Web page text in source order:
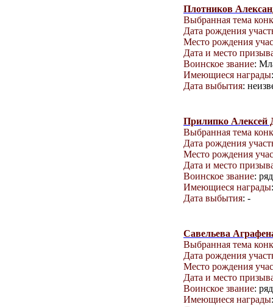
Плотников
Выбранная тема
Дата рождения
Место рождения
Дата и место
Воинское звание:
Имеющиеся награды
Дата выбытия:
Прилипко Алексей
Выбранная тема
Дата рождения
Место рождения
Дата и место
Воинское звание:
Имеющиеся награды
Дата выбытия: -
Савельева
Выбранная тема
Дата рождения
Место рождения
Дата и место
Воинское звание:
Имеющиеся награды